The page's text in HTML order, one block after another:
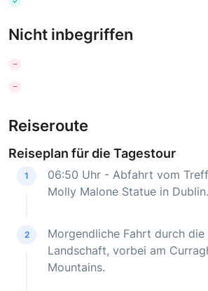
Nicht inbegriffen
Reiseroute
Reiseplan für die Tagestour
1
06:50 Uhr - Abfahrt vom
Molly Malone Statue in Dublin.
2
Morgendliche Fahrt durch die
Landschaft, vorbei am
Mountains.